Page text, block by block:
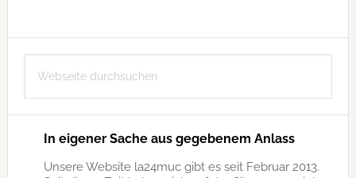
Seitenspalte
durchsuchen
In eigener Sache aus gegebenem Anlass
Unsere Website la24muc gibt es seit Februar 2013.